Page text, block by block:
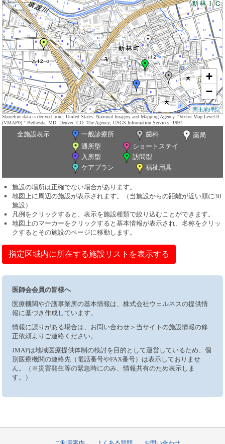
+
−
国土地理院
Shoreline data is derived from: United States. National Imagery and Mapping Agency. "Vector Map Level 0
(VMAP0)." Bethesda, MD: Denver, CO: The Agency; USGS Information Services, 1997.
全施設表示 一般診療所 歯科
薬局
通所型
ショートステイ
入所型
訪問型
ケアプラン
福祉用具
施設の場所は正確でない場合があります。
地図上に周辺の施設が表示されます。（当施設からの距離が近い順に30
施設）
凡例をクリックすると、表示を施設種類で絞り込むことができます。
地図上のマーカーをクリックすると基本情報が表示され、名称をクリッ
クするとその施設のページに移動します。
指定区域内に所在する施設リストを表示する
医師会会員の皆様へ
医療機関や介護事業所の基本情報は、株式会社ウェルネスの提供情
報に基づき作成しています。
情報に誤りがある場合は、お問い合わせ＞当サイトの施設情報の修
正依頼よりご連絡ください。
JMAPは地域医療提供体制の検討を目的として運営しているため、個
別医療機関の連絡先（電話番号やFAX番号）は表示しておりませ
ん。（※災害発生等の緊急時にのみ、情報共有のため表示しま
す。）